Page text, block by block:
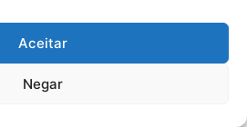
Aceitar
Negar
procuradores e
realizam
no RN